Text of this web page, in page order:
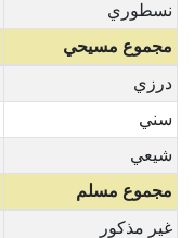
نسطوري
مجموع مسيحي
درزي
سني
شيعي
مجموع مسلم
غير مذكور